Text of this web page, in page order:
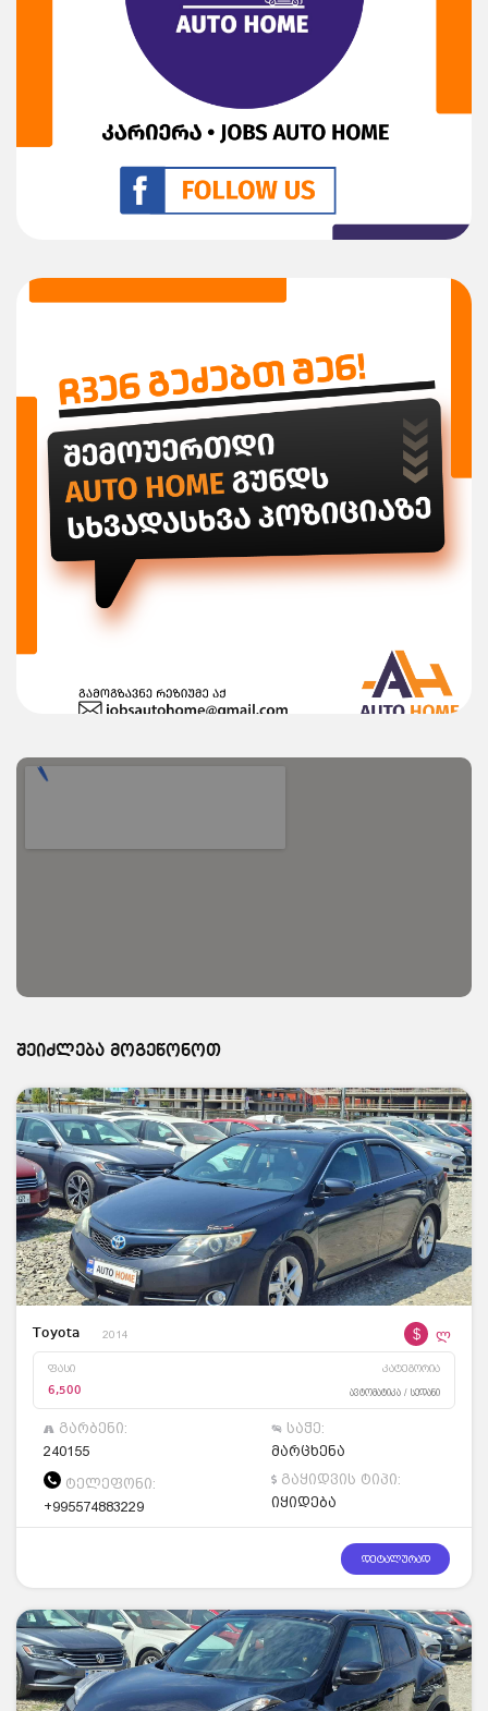
შეიძლება მოგეწონოთ
Toyota 2014 $ ლ
ფასი კატეგორია
6,500 ავტომატიკა / სედანი
გარბენი:
240155
საჭე:
მარცხენა
ტელეფონი:
+995574883229
გაყიდვის ტიპი:
იყიდება
დეტალურად